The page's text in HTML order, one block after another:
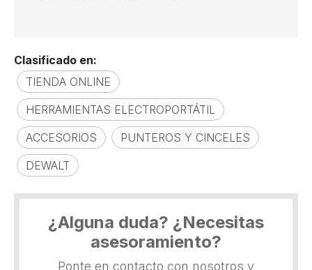
Clasificado en:
TIENDA ONLINE
HERRAMIENTAS ELECTROPORTÁTIL
ACCESORIOS
PUNTEROS Y CINCELES
DEWALT
¿Alguna duda? ¿Necesitas
asesoramiento?
Ponte en contacto con nosotros y